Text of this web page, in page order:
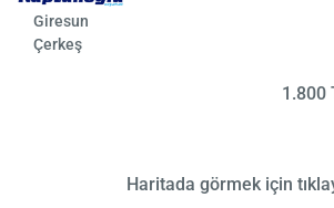
Giresun
Çerkeş
1.800
Haritada görmek için